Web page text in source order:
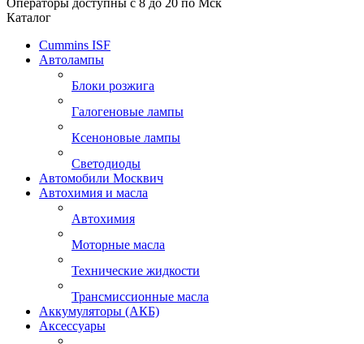
Операторы доступны с 8 до 20 по Мск
Каталог
Cummins ISF
Автолампы
Блоки розжига
Галогеновые лампы
Ксеноновые лампы
Светодиоды
Автомобили Москвич
Автохимия и масла
Автохимия
Моторные масла
Технические жидкости
Трансмиссионные масла
Аккумуляторы (АКБ)
Аксессуары